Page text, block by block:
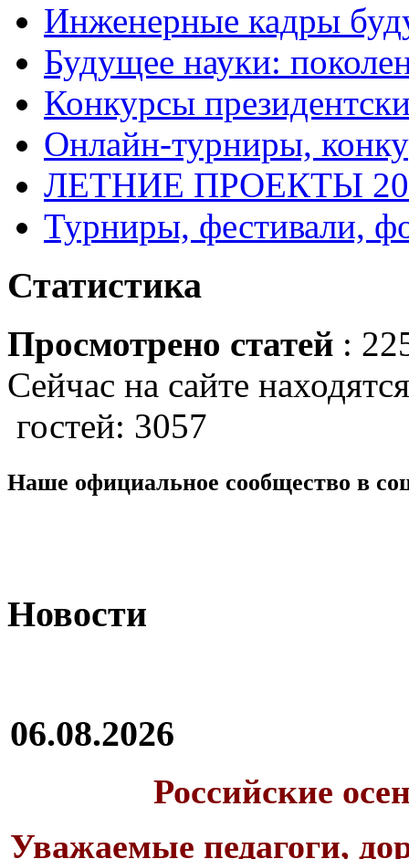
Инженерные кадры
Будущее науки:
Конкурсы
Онлайн-турниры,
ЛЕТНИЕ ПРОЕКТЫ
Турниры, фестивали,
Статистика
Просмотрено статей :
Сейчас на сайте
гостей: 3057
Наше официальное сообщество в
Новости
06.08.2026
Российские
Уважаемые педагоги,